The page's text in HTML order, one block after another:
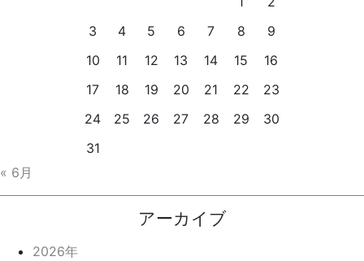
3
4 5 6 7 8
9
10
11 12 13 14 15
16
17
18 19 20 21 22
23
24
25 26 27 28 29
30
31
« 6月
アーカイブ
2026年